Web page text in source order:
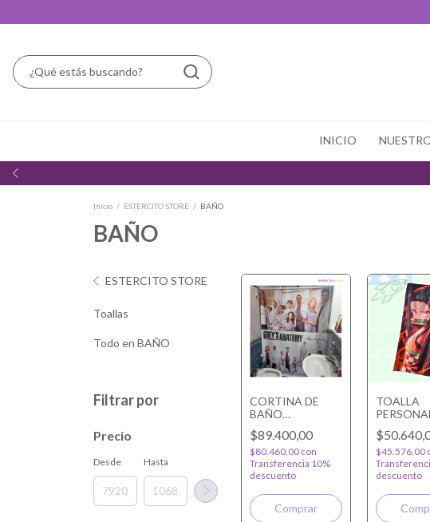
INICIO
Inicio / ESTERCITO STORE / BAÑO
BAÑO
ESTERCITO STORE
Toallas
Todo en BAÑO
Filtrar por
Precio
Desde Hasta
CORTINA DE
BAÑO
PERSONALIZADA
140X180
$89.400,00
$80.460,00 con
Transferencia 10%
descuento
TOALLA
$45.576,00
descuento